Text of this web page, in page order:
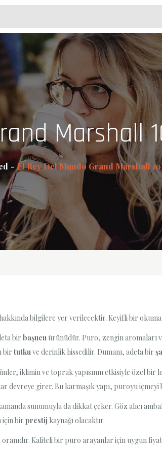
Marshall
El Rey Del Mundo Grand Marshall
bilgilere yer verilecektir. Keyifli bir
bir başucu ürünüdür. Puro, zengin aromaları
bir tutkuve derinlik hissedilir. Dumanı, adeta bir
iklimin ve toprak yapısının etkisiyle özel bir
devreye girer. Bu karmaşık yapı, puroyu içmeyi
sunumuyla da dikkat çeker. Göz alıcı
için bir prestij kaynağı olacaktır.
oranıdır. Kaliteli bir puro arayanlar için uygun